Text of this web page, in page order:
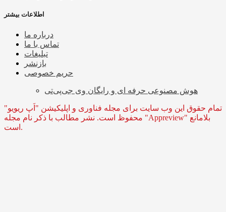
اطلاعات بیشتر
درباره ما
تماس با ما
تبلیغات
بازنشر
حریم خصوصی
هوش مصنوعی حرفه ای و رایگان وی جی‌پی‌تی
تمام حقوق این وب سایت برای مجله فناوری و اپلیکیشن "اَپ ریویو"
محفوظ است. نشر مطالب با ذکر نام مجله "Appreview" بلامانع
است.